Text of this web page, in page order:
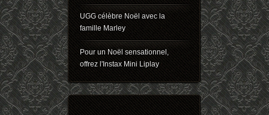
UGG célèbre Noël avec la
famille Marley
Pour un Noël sensationnel,
offrez l'Instax Mini Liplay